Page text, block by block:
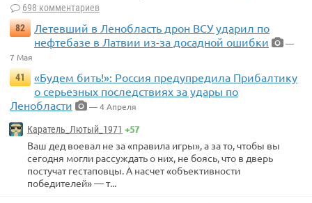
698 комментариев
82
Летевший в Ленобласть дрон ВСУ ударил по
нефтебазе в Латвии из-за досадной ошибки
—
7 Мая
41
«Будем бить!»: Россия предупредила Прибалтику
о серьезных последствиях за удары по
Ленобласти
— 4 Апреля
Каратель_Лютый_1971 +57
Ваш дед воевал не за «правила игры», а за то, чтобы вы
сегодня могли рассуждать о них, не боясь, что в дверь
постучат гестаповцы. А насчет «объективности
победителей» — т...